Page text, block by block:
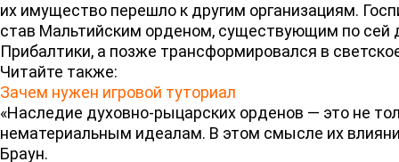
их имущество перешло к другим организациям.
став Мальтийским орденом, существующим по сей
Прибалтики, а позже трансформировался в
Читайте также:
Зачем нужен игровой туториал
«Наследие духовно-рыцарских орденов — это не
нематериальным идеалам. В этом смысле их
Браун.